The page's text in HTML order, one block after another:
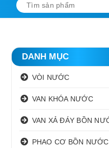
DANH MỤC
VÒI NƯỚC
VAN KHÓA NƯỚC
PHAO CƠ BỒN NƯỚC